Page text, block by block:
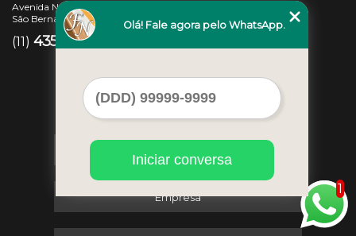
Avenida Newton Monteiro de Andrade, 45 - Centro
São Bernardo do Campo - SP - CEP: 09725-370
(11) 4357-3007
Empresa
1
Olá! Fale agora pelo WhatsApp.
Iniciar conversa